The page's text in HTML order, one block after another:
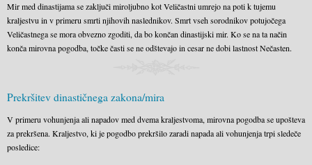
Mir med dinastijama se zaključi miroljubno kot Veličastni umrejo na poti k tujemu
kraljestvu in v primeru smrti njihovih naslednikov. Smrt vseh sorodnikov potujočega
Veličastnega se mora obvezno zgoditi, da bo končan dinastijski mir. Ko se na ta način
konča mirovna pogodba, točke časti se ne odštevajo in cesar ne dobi lastnost Nečasten.
Prekršitev dinastičnega zakona/mira
V primeru vohunjenja ali napadov med dvema kraljestvoma, mirovna pogodba se upošteva
za prekršena. Kraljestvo, ki je pogodbo prekršilo zaradi napada ali vohunjenja trpi sledeče
posledice: